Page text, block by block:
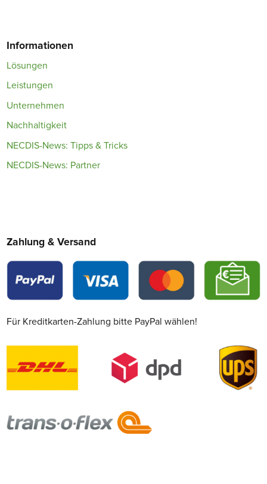
Informationen
Lösungen
Leistungen
Unternehmen
Nachhaltigkeit
NECDIS-News: Tipps & Tricks
NECDIS-News: Partner
Zahlung & Versand
Für Kreditkarten-Zahlung bitte PayPal wählen!